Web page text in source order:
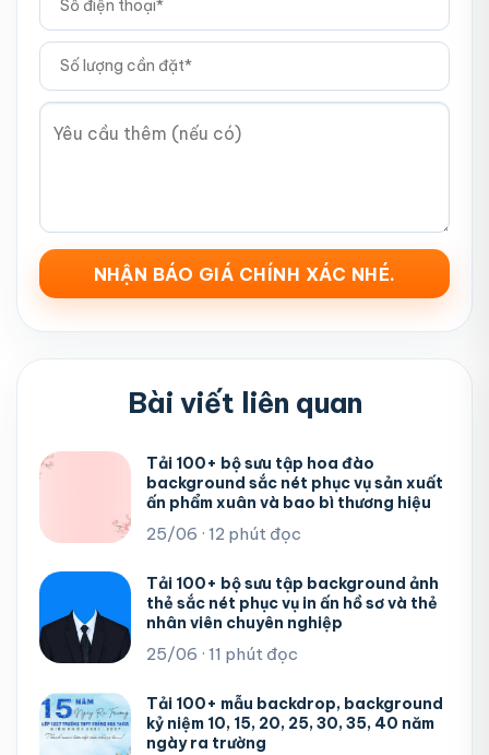
Bài viết liên quan
Tải 100+ bộ sưu tập hoa đào
background sắc nét phục vụ sản xuất
ấn phẩm xuân và bao bì thương hiệu
25/06 · 12 phút đọc
Tải 100+ bộ sưu tập background ảnh
thẻ sắc nét phục vụ in ấn hồ sơ và thẻ
nhân viên chuyên nghiệp
25/06 · 11 phút đọc
Tải 100+ mẫu backdrop, background
kỷ niệm 10, 15, 20, 25, 30, 35, 40 năm
ngày ra trường